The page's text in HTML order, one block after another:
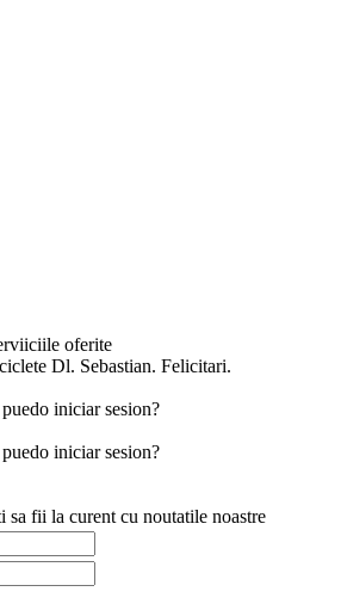
oferite
Dl. Sebastian. Felicitari.
iniciar sesion?
iniciar sesion?
sa fii la curent cu noutatile noastre